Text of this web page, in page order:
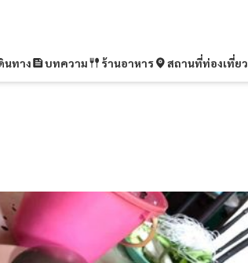
นทาง บทความ ร้านอาหาร สถานที่ท่องเที่ยว